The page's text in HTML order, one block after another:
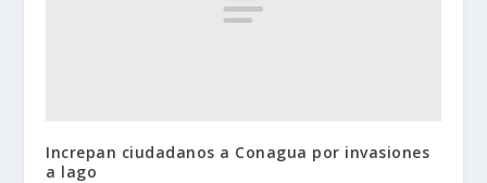
Increpan ciudadanos a Conagua por invasiones
a lago